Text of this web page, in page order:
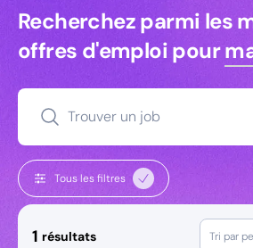
Recherchez parmi les
Recherchez parmi les
offres d'emploi pour
Trouver un job
Tous les filtres
1 résultats Tri par